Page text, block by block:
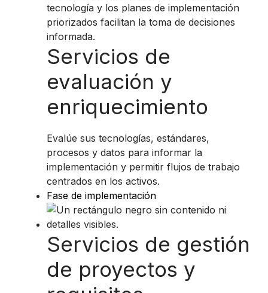
tecnología y los planes de implementación
priorizados facilitan la toma de decisiones
informada.
Servicios de
evaluación y
enriquecimiento
Evalúe sus tecnologías, estándares,
procesos y datos para informar la
implementación y permitir flujos de trabajo
centrados en los activos.
Fase de implementación
Servicios de gestión
de proyectos y